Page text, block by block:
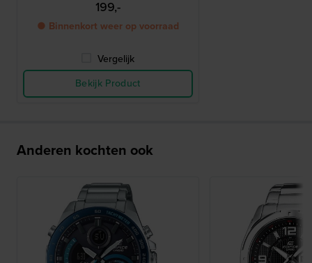
199,-
● Binnenkort weer op voorraad
Vergelijk
Bekijk Product
Anderen kochten ook